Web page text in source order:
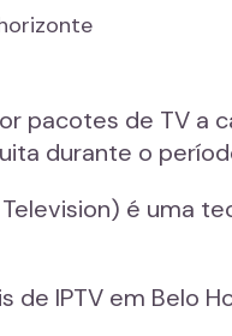
pacotes de TV a
durante o
é uma
de IPTV em Belo